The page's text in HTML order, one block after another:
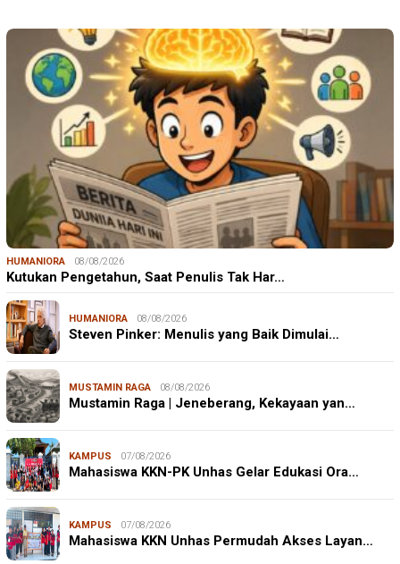
HUMANIORA 08/08/2026
Kutukan Pengetahun, Saat Penulis Tak Har…
HUMANIORA 08/08/2026
Steven Pinker: Menulis yang Baik Dimulai…
MUSTAMIN RAGA 08/08/2026
Mustamin Raga | Jeneberang, Kekayaan yan…
KAMPUS 07/08/2026
Mahasiswa KKN-PK Unhas Gelar Edukasi Ora…
KAMPUS 07/08/2026
Mahasiswa KKN Unhas Permudah Akses Layan…